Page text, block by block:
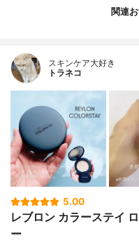
関連
スキンケア大好き
トラネコ
5.00
レブロン カラーステイ
ー